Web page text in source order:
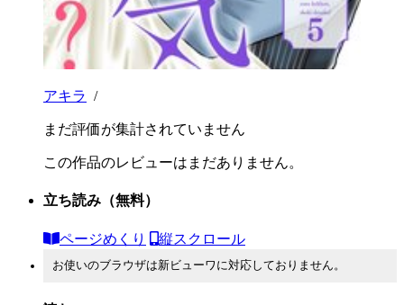
アキラ /
まだ評価が集計されていません
この作品のレビューはまだありません。
立ち読み （無料）
ページめくり 縦スクロール
お使いのブラウザは新ビューワに対応しておりません。